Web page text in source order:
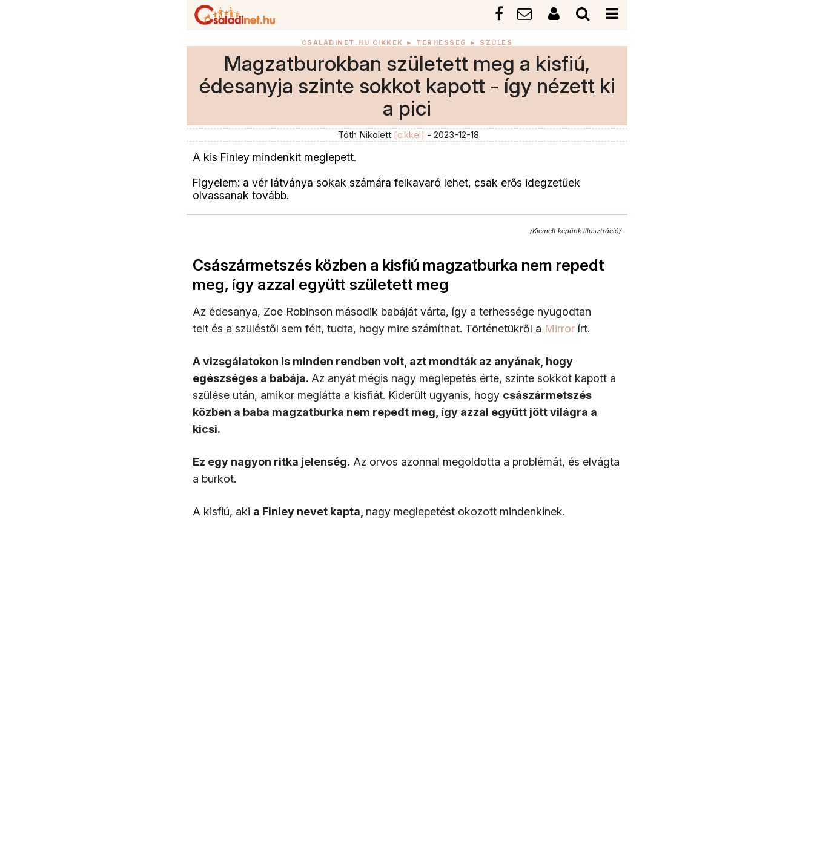
CSALÁDINET.HU CIKKEK ► TERHESSÉG ► SZÜLÉS
Magzatburokban született meg a kisfiú,
édesanyja szinte sokkot kapott - így nézett ki
a pici
Tóth Nikolett [cikkei] - 2023-12-18
A kis Finley mindenkit meglepett.
Figyelem: a vér látványa sokak számára felkavaró lehet, csak erős idegzetűek
olvassanak tovább.
/Kiemelt képünk illusztráció/
Császármetszés közben a kisfiú magzatburka nem repedt
meg, így azzal együtt született meg
Az édesanya, Zoe Robinson második babáját várta, így a terhessége nyugodtan
telt és a szüléstől sem félt, tudta, hogy mire számíthat. Történetükről a Mirror írt.
A vizsgálatokon is minden rendben volt, azt mondták az anyának, hogy
egészséges a babája. Az anyát mégis nagy meglepetés érte, szinte sokkot kapott a
szülése után, amikor meglátta a kisfiát. Kiderült ugyanis, hogy császármetszés
közben a baba magzatburka nem repedt meg, így azzal együtt jött világra a
kicsi.
Ez egy nagyon ritka jelenség. Az orvos azonnal megoldotta a problémát, és elvágta
a burkot.
A kisfiú, aki a Finley nevet kapta, nagy meglepetést okozott mindenkinek.